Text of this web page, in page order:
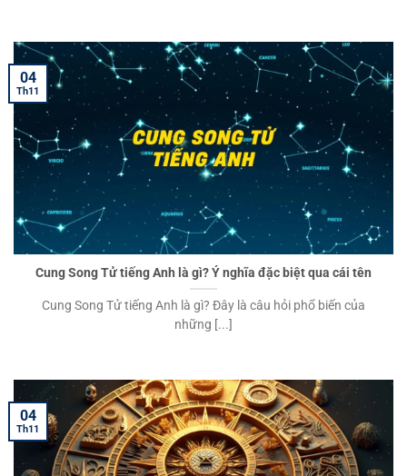
Cung Song Tử tiếng Anh là gì? Ý nghĩa đặc biệt qua cái tên
Cung Song Tử tiếng Anh là gì? Đây là câu hỏi phổ biến của
những [...]
04
Th11
04
Th11